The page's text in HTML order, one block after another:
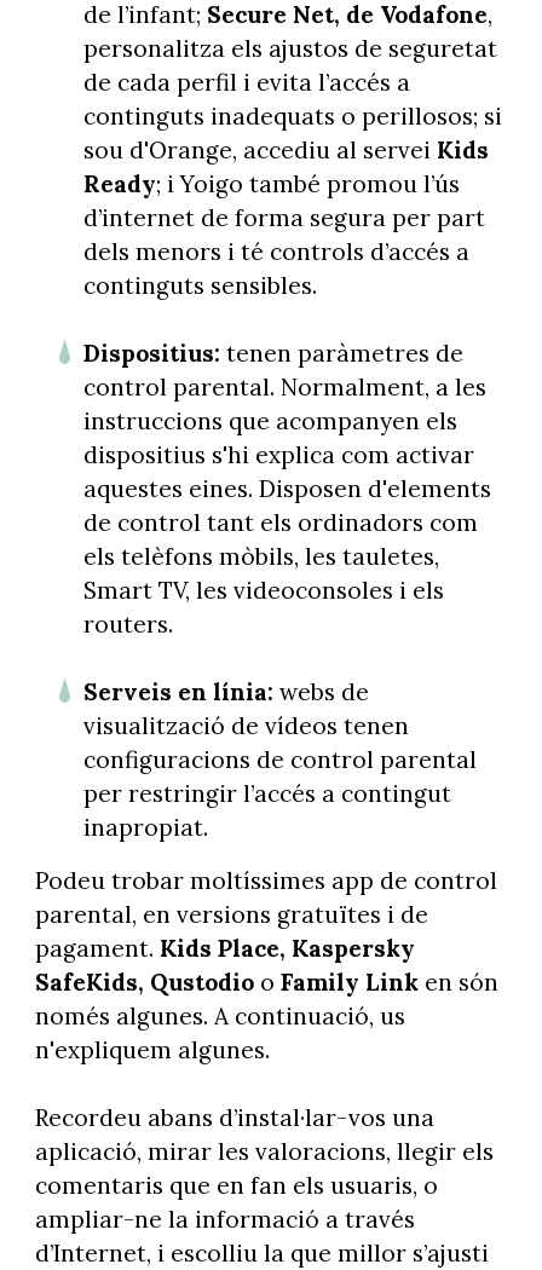
de l’infant; Secure Net, de Vodafone,
personalitza els ajustos de seguretat
de cada perfil i evita l’accés a
continguts inadequats o perillosos; si
sou d'Orange, accediu al servei Kids
Ready; i Yoigo també promou l’ús
d’internet de forma segura per part
dels menors i té controls d’accés a
continguts sensibles.
Dispositius: tenen paràmetres de
control parental. Normalment, a les
instruccions que acompanyen els
dispositius s'hi explica com activar
aquestes eines. Disposen d'elements
de control tant els ordinadors com
els telèfons mòbils, les tauletes,
Smart TV, les videoconsoles i els
routers.
Serveis en línia: webs de
visualització de vídeos tenen
configuracions de control parental
per restringir l’accés a contingut
inapropiat.
Podeu trobar moltíssimes app de control
parental, en versions gratuïtes i de
pagament. Kids Place, Kaspersky
SafeKids, Qustodio o Family Linken són
només algunes. A continuació, us
n'expliquem algunes.
Recordeu abans d’instal·lar-vos una
aplicació, mirar les valoracions, llegir els
comentaris que en fan els usuaris, o
ampliar-ne la informació a través
d’Internet, i escolliu la que millor s’ajusti